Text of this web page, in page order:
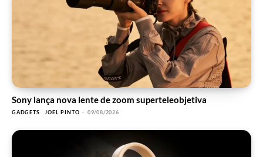
Sony lança nova lente de zoom superteleobjetiva
GADGETS JOEL PINTO - 09/08/2026